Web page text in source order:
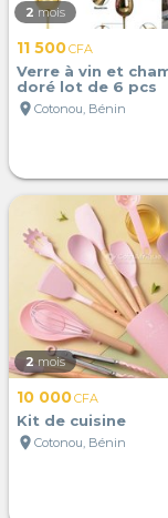
2 mois
11 500CFA
Verre à vin et
doré lot de 6 pcs
location_on Cotonou, Bénin
2 mois
10 000CFA
Kit de cuisine
location_on Cotonou, Bénin